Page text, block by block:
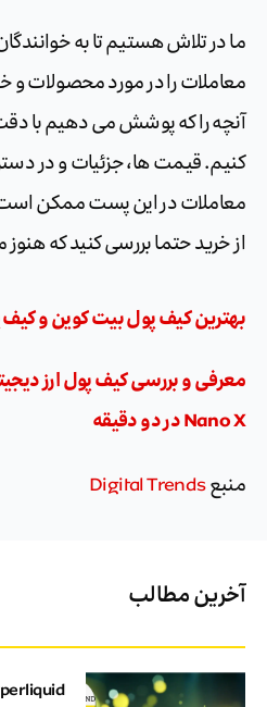
ما در تلاش هستیم تا به
معاملات را در مورد محصولات و
آنچه را که پوشش می دهیم با
کنیم. قیمت ها، جزئیات و در
معاملات در این پست ممکن است
از خرید حتما بررسی کنید که
بهترین کیف پول بیت کوین و کیف
Nano X در دو دقیقه
منبع Digital Trends
آخرین مطالب